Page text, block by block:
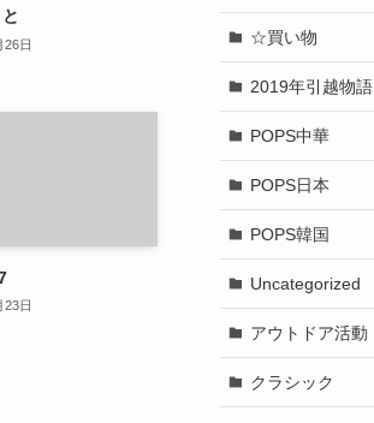
26日
23日
☆買い物
2019年引越物語
POPS中華
POPS日本
POPS韓国
Uncategorized
アウトドア活動
クラシック